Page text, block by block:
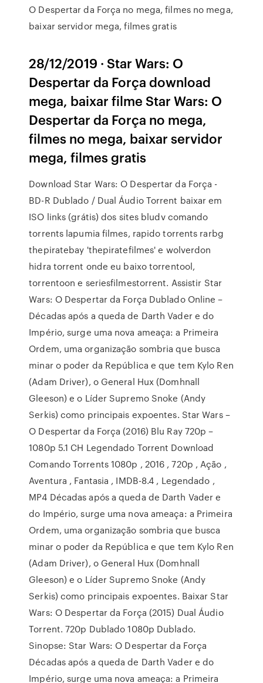
O Despertar da Força no mega, filmes no mega,
baixar servidor mega, filmes gratis
28/12/2019 · Star Wars: O
Despertar da Força download
mega, baixar filme Star Wars: O
Despertar da Força no mega,
filmes no mega, baixar servidor
mega, filmes gratis
Download Star Wars: O Despertar da Força -
BD-R Dublado / Dual Áudio Torrent baixar em
ISO links (grátis) dos sites bludv comando
torrents lapumia filmes, rapido torrents rarbg
thepiratebay 'thepiratefilmes' e wolverdon
hidra torrent onde eu baixo torrentool,
torrentoon e seriesfilmestorrent. Assistir Star
Wars: O Despertar da Força Dublado Online –
Décadas após a queda de Darth Vader e do
Império, surge uma nova ameaça: a Primeira
Ordem, uma organização sombria que busca
minar o poder da República e que tem Kylo Ren
(Adam Driver), o General Hux (Domhnall
Gleeson) e o Líder Supremo Snoke (Andy
Serkis) como principais expoentes. Star Wars –
O Despertar da Força (2016) Blu Ray 720p –
1080p 5.1 CH Legendado Torrent Download
Comando Torrents 1080p , 2016 , 720p , Ação ,
Aventura , Fantasia , IMDB-8.4 , Legendado ,
MP4 Décadas após a queda de Darth Vader e
do Império, surge uma nova ameaça: a Primeira
Ordem, uma organização sombria que busca
minar o poder da República e que tem Kylo Ren
(Adam Driver), o General Hux (Domhnall
Gleeson) e o Líder Supremo Snoke (Andy
Serkis) como principais expoentes. Baixar Star
Wars: O Despertar da Força (2015) Dual Áudio
Torrent. 720p Dublado 1080p Dublado.
Sinopse: Star Wars: O Despertar da Força
Décadas após a queda de Darth Vader e do
Império, surge uma nova ameaça: a Primeira